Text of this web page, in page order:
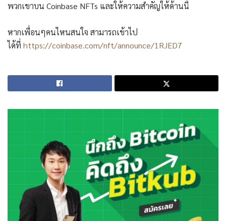
พวกเขาบน Coinbase NFTs และให้ความสำคัญให้ด้านนี้
หากเพื่อนๆคนไหนสนใจ สามารถเข้าไป
ได้ที่ https://coinbase.com/nft/announce/1RJED7